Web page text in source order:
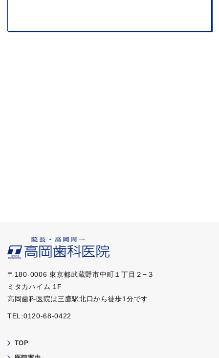
〒180-0006 東京都武蔵野市中町１丁目２−３
ミタカハイム 1F
高岡歯科医院は三鷹駅北口から徒歩1分です
TEL:0120-68-0422
TOP